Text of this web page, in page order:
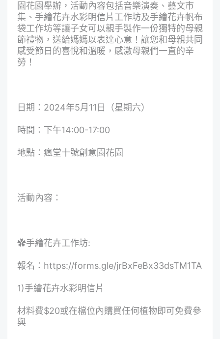
園花園舉辦，活動內容包括音樂演奏、藝文市
集、手繪花卉水彩明信片工作坊及手繪花卉帆布
袋工作坊等讓子女可以親手製作一份獨特的母親
節禮物，送給媽媽以表達心意！讓您和母親共同
感受節日的喜悅和溫暖，感激母親們一直的辛
勞！
日期：2024年5月11日（星期六）
時間：下午14:00-17:00
地點：瘋堂十號創意園花園
活動內容：
✿手繪花卉工作坊:
報名： https://forms.gle/jrBxFeBx33dsTM1TA
1)手繪花卉水彩明信片
材料費$20或在檔位內購買任何植物即可免費參
與